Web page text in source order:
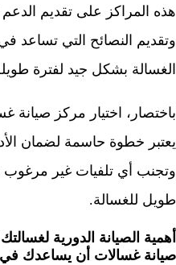
هذه المراكز على تقديم
وتقديم النصائح التي تساعد
الغسالة بشكل جيد لفترة
باختصار، اختيار مركز
يعتبر خطوة حاسمة لضمان
وتجنب أي تلفيات غير مرغوب
طويل للغسالة.
أهمية الصيانة الدورية
صيانة غسالات أن يساعدك في